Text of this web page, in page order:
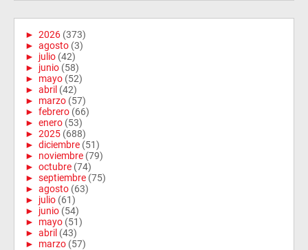
► 2026 (373)
► agosto (3)
► julio (42)
► junio (58)
► mayo (52)
► abril (42)
► marzo (57)
► febrero (66)
► enero (53)
► 2025 (688)
► diciembre (51)
► noviembre (79)
► octubre (74)
► septiembre (75)
► agosto (63)
► julio (61)
► junio (54)
► mayo (51)
► abril (43)
► marzo (57)